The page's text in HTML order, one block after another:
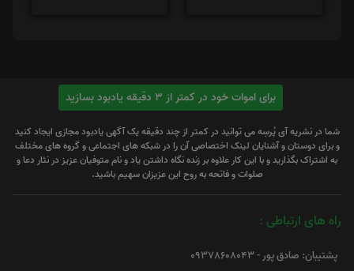
برای اموات خود در کمتر از 3 دقیقه یادبود بسازید
شما در نشریه آی پُرسِه می توانید در کمتر از چند دقیقه یک آگهی یادبود مجازی ایجاد کنید
و برای دوستان و آشنایان لینک اختصاصی آن را در شبکه های اجتماعی و گروه های مختلف
به اشتراک بگذارید و با این کار علاوه بر زنده نگاه داشتن یاد و نام متوفیان عزیز در نثار دعا و
صلوات و فاتحه به روح این عزیزان سهیم باشید.
راه های ارتباطی :
پشتیبان: صادق پور - 09378608043